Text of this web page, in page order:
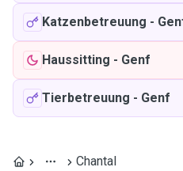
Katzenbetreuung -
Haussitting - Genf
Tierbetreuung - Genf
Chantal